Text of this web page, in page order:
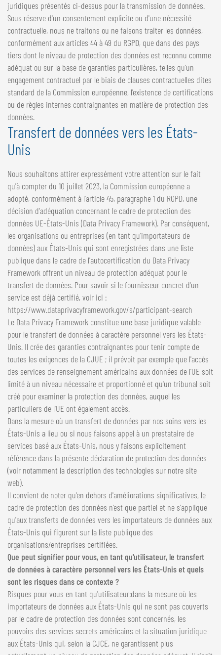
juridiques présentés ci-dessus pour la transmission de données.
Sous réserve d'un consentement explicite ou d'une nécessité
contractuelle, nous ne traitons ou ne faisons traiter les données,
conformément aux articles 44 à 49 du RGPD, que dans des pays
tiers dont le niveau de protection des données est reconnu comme
adéquat ou sur la base de garanties particulières, telles qu'un
engagement contractuel par le biais de clauses contractuelles dites
standard de la Commission européenne, l'existence de certifications
ou de règles internes contraignantes en matière de protection des
données.
Transfert de données vers les États-
Unis
Nous souhaitons attirer expressément votre attention sur le fait
qu'à compter du 10 juillet 2023, la Commission européenne a
adopté, conformément à l'article 45, paragraphe 1 du RGPD, une
décision d'adéquation concernant le cadre de protection des
données UE-États-Unis (Data Privacy Framework). Par conséquent,
les organisations ou entreprises (en tant qu'importateurs de
données) aux États-Unis qui sont enregistrées dans une liste
publique dans le cadre de l'autocertification du Data Privacy
Framework offrent un niveau de protection adéquat pour le
transfert de données. Pour savoir si le fournisseur concret d'un
service est déjà certifié, voir ici :
https://www.dataprivacyframework.gov/s/participant-search
Le Data Privacy Framework constitue une base juridique valable
pour le transfert de données à caractère personnel vers les États-
Unis. Il crée des garanties contraignantes pour tenir compte de
toutes les exigences de la CJUE ; il prévoit par exemple que l'accès
des services de renseignement américains aux données de l'UE soit
limité à un niveau nécessaire et proportionné et qu'un tribunal soit
créé pour examiner la protection des données, auquel les
particuliers de l'UE ont également accès.
Dans la mesure où un transfert de données par nos soins vers les
États-Unis a lieu ou si nous faisons appel à un prestataire de
services basé aux États-Unis, nous y faisons explicitement
référence dans la présente déclaration de protection des données
(voir notamment la description des technologies sur notre site
web).
Il convient de noter qu'en dehors d'améliorations significatives, le
cadre de protection des données n'est que partiel et ne s'applique
qu'aux transferts de données vers les importateurs de données aux
États-Unis qui figurent sur la liste publique des
organisations/entreprises certifiées.
Que peut signifier pour vous, en tant qu'utilisateur, le transfert
de données à caractère personnel vers les États-Unis et quels
sont les risques dans ce contexte ?
Risques pour vous en tant qu'utilisateur:dans la mesure où les
importateurs de données aux États-Unis qui ne sont pas couverts
par le cadre de protection des données sont concernés, les
pouvoirs des services secrets américains et la situation juridique
aux États-Unis qui, selon la CJCE, ne garantissent plus